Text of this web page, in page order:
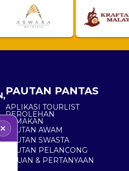
PAUTAN PANTAS
APLIKASI TOURLIST
PEROLEHAN
SEMAKAN
PAUTAN AWAM
PAUTAN SWASTA
PAUTAN PELANCONG
ADUAN & PERTANYAAN
×